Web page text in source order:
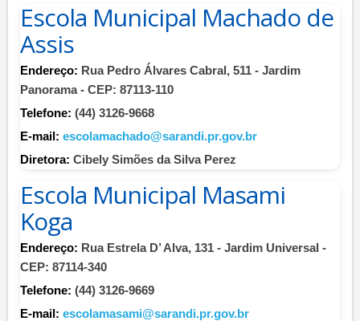
Escola Municipal Machado de
Assis
Endereço: Rua Pedro Álvares Cabral, 511 - Jardim
Panorama - CEP: 87113-110
Telefone: (44) 3126-9668
E-mail: escolamachado@sarandi.pr.gov.br
Diretora: Cibely Simões da Silva Perez
Escola Municipal Masami
Koga
Endereço: Rua Estrela D’ Alva, 131 - Jardim Universal -
CEP: 87114-340
Telefone: (44) 3126-9669
E-mail: escolamasami@sarandi.pr.gov.br